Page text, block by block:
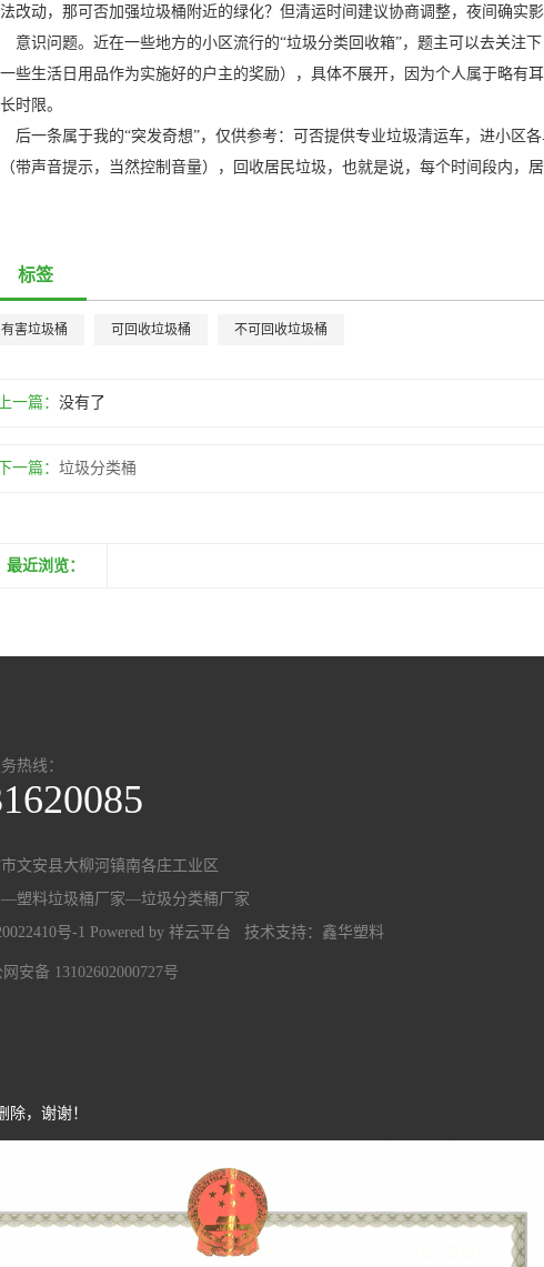
改动，那可否加强垃圾桶附近的绿化？但清运时间建议协商调整，夜间确实影
意识问题。近在一些地方的小区流行的“垃圾分类回收箱”，题主可以去关注
些生活日用品作为实施好的户主的奖励），具体不展开，因为个人属于略有
时限。
后一条属于我的“突发奇想”，仅供参考：可否提供专业垃圾清运车，进小区
带声音提示，当然控制音量），回收居民垃圾，也就是说，每个时间段内，
标签
有害垃圾桶 可回收垃圾桶 不可回收垃圾桶
上一篇： 没有了
下一篇： 垃圾分类桶
最近浏览：
热线：
文安县大柳河镇南各庄工业区
—塑料垃圾桶厂家—垃圾分类桶厂家
号-1 Powered by 祥云平台 技术支持： 鑫华塑料
安备 13102602000727号
，谢谢！